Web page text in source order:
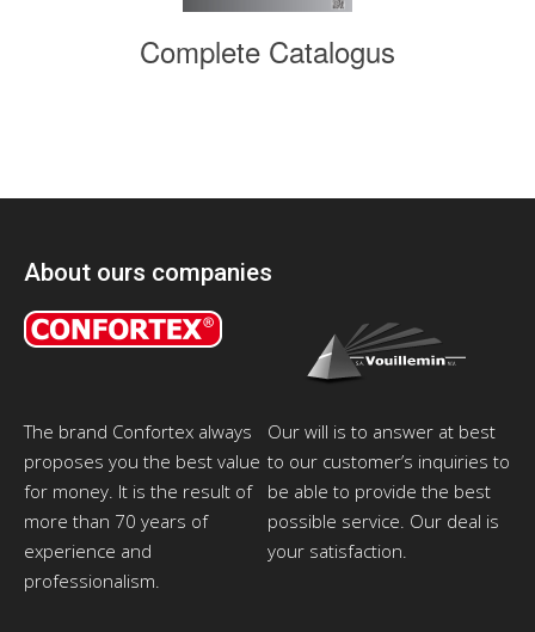
Complete Catalogus
About ours companies
The brand Confortex always
proposes you the best value
for money. It is the result of
more than 70 years of
experience and
professionalism.
Our will is to answer at best
to our customer’s inquiries to
be able to provide the best
possible service. Our deal is
your satisfaction.